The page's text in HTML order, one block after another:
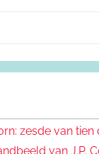
zesde van
van J.P.